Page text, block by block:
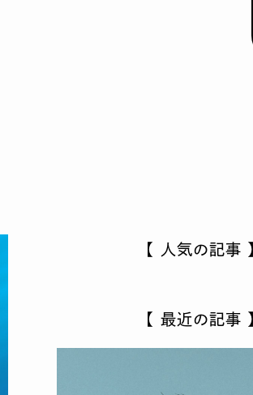
【 人気の記事 】
【 最近の記事 】